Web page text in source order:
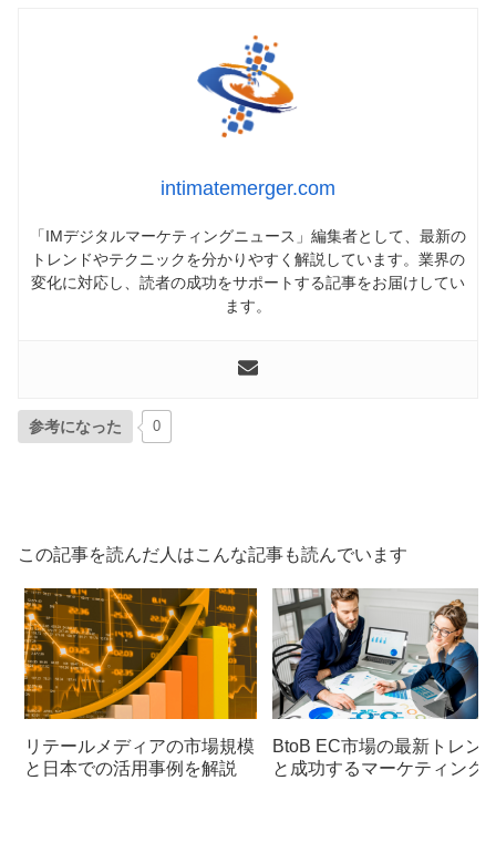
intimatemerger.com
「IMデジタルマーケティングニュース」編集者として、最新の
トレンドやテクニックを分かりやすく解説しています。業界の
変化に対応し、読者の成功をサポートする記事をお届けしてい
ます。
参考になった 0
この記事を読んだ人はこんな記事も読んでいます
リテールメディアの市場規模
と日本での活用事例を解説
BtoB EC市場の最新トレン
と成功するマーケティング